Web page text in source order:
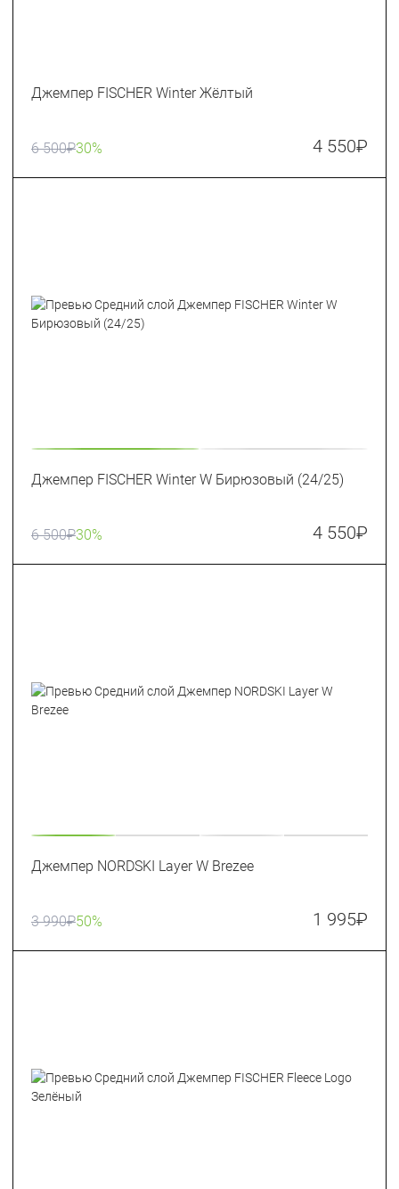
Джемпер FISCHER Winter Жёлтый
6 500₽30% 4 550₽
Джемпер FISCHER Winter W Бирюзовый (24/25)
6 500₽30% 4 550₽
Джемпер NORDSKI Layer W Brezee
3 990₽50% 1 995₽